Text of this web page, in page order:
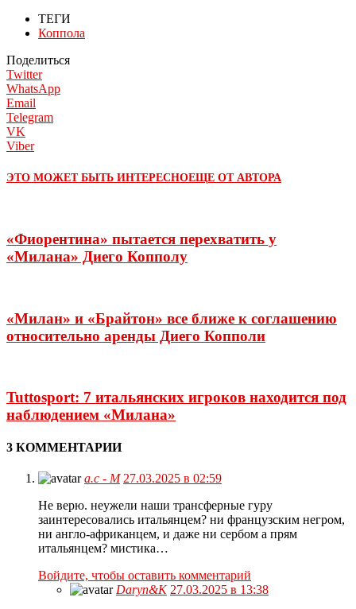
ТЕГИ
Коппола
Поделиться
Twitter
WhatsApp
Email
Telegram
VK
Viber
ЭТО МОЖЕТ БЫТЬ ИНТЕРЕСНОЕЩЕ ОТ АВТОРА
«Фиорентина» пытается перехватить у
«Милана» Диего Копполу
«Милан» и «Брайтон» все ближе к соглашению
относительно аренды Диего Копполи
Tuttosport: 7 итальянских игроков находится под
наблюдением «Милана»
3 КОММЕНТАРИИ
а.с - М 27.03.2025 в 02:59
Не верю. неужели наши трансферные гуру
заинтересовались итальянцем? ни французским негром,
ни англо-африканцем, и даже ни сербом а прям
итальянцем? мистика…
Войдите, чтобы оставить комментарий
Daryn&K 27.03.2025 в 13:38